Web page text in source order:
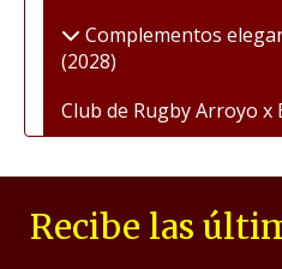
Complementos
(2028)
Club de Rugby Arroyo x
Recibe las